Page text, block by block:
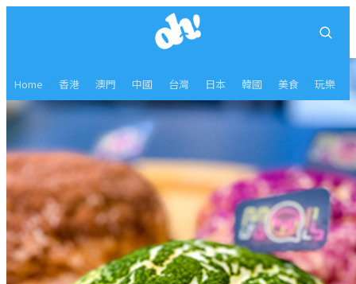
Home 香港 澳門 中國 台灣 日本 韓國 美食 玩樂